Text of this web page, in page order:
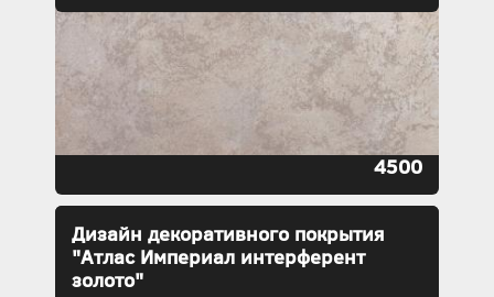
4500
Дизайн декоративного покрытия
"Атлас Империал интерферент
золото"